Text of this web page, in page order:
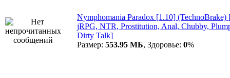
Nymphomania Paradox [1.10] (TechnoBrake)
jRPG, NTR, Prostitution, Anal, Chubby,
Dirty Talk]
Размер: 553.95 МБ, Здоровье: 0%